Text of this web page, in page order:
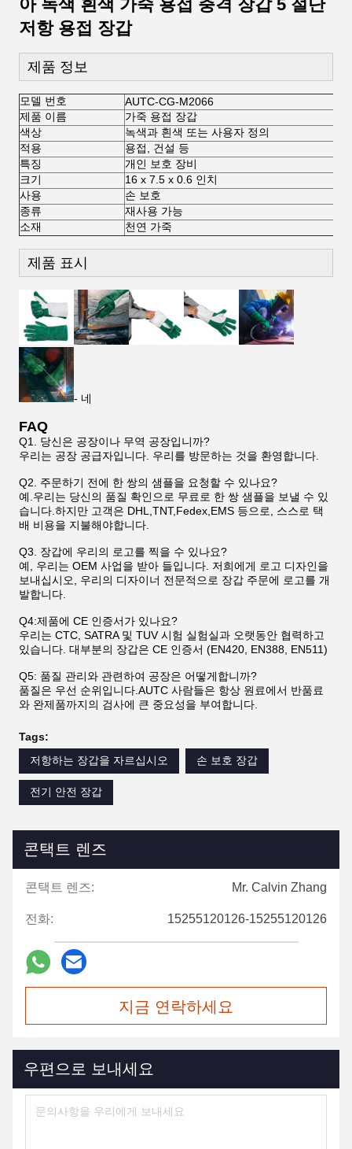
아 녹색 흰색 가죽 용접 충격 장갑 5 절단
저항 용접 장갑
제품 정보
모델 번호
AUTC-CG-M2066
제품 이름
가죽 용접 장갑
색상
녹색과 흰색 또는 사용자 정의
적용
용접, 건설 등
특징
개인 보호 장비
크기
16 x 7.5 x 0.6 인치
사용
손 보호
종류
재사용 가능
소재
천연 가죽
제품 표시
- 네
FAQ
Q1. 당신은 공장이나 무역 공장입니까?
우리는 공장 공급자입니다. 우리를 방문하는 것을 환영합니다.
Q2. 주문하기 전에 한 쌍의 샘플을 요청할 수 있나요?
예.우리는 당신의 품질 확인으로 무료로 한 쌍 샘플을 보낼 수 있
습니다.하지만 고객은 DHL,TNT,Fedex,EMS 등으로, 스스로 택
배 비용을 지불해야합니다.
Q3. 장갑에 우리의 로고를 찍을 수 있나요?
예, 우리는 OEM 사업을 받아 들입니다. 저희에게 로고 디자인을
보내십시오, 우리의 디자이너 전문적으로 장갑 주문에 로고를 개
발합니다.
Q4:제품에 CE 인증서가 있나요?
우리는 CTC, SATRA 및 TUV 시험 실험실과 오랫동안 협력하고
있습니다. 대부분의 장갑은 CE 인증서 (EN420, EN388, EN511)
Q5: 품질 관리와 관련하여 공장은 어떻게합니까?
품질은 우선 순위입니다.AUTC 사람들은 항상 원료에서 반품료
와 완제품까지의 검사에 큰 중요성을 부여합니다.
Tags:
저항하는 장갑을 자르십시오
손 보호 장갑
전기 안전 장갑
콘택트 렌즈
콘택트 렌즈: Mr. Calvin Zhang
전화: 15255120126-15255120126
지금 연락하세요
우편으로 보내세요